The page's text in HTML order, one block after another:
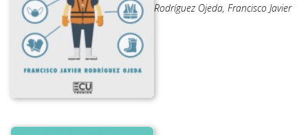
Rodríguez Ojeda, Francisco Javier